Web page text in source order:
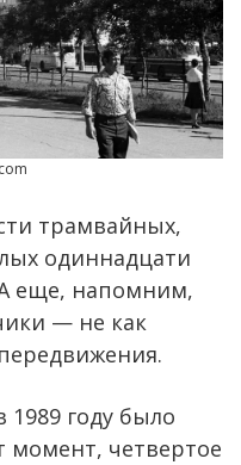
трамвайных,
одиннадцати
еще, напомним,
— не как
1989 году было
момент, четвертое